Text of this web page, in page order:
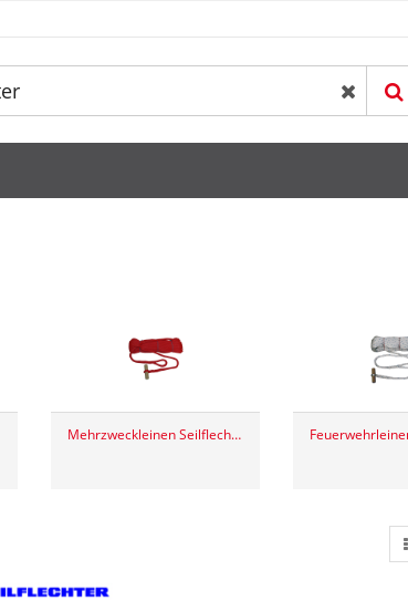
Mehrzweckleinen Seilflechter